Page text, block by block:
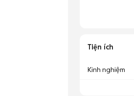
Tiện ích
Kinh nghiệm